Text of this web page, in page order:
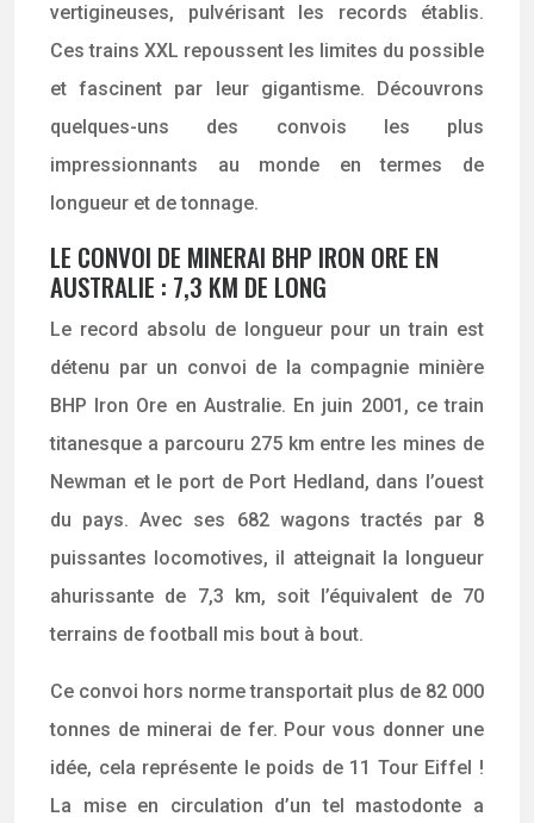
vertigineuses, pulvérisant les records établis.
Ces trains XXL repoussent les limites du possible
et fascinent par leur gigantisme. Découvrons
quelques-uns des convois les plus
impressionnants au monde en termes de
longueur et de tonnage.
LE CONVOI DE MINERAI BHP IRON ORE EN
AUSTRALIE : 7,3 KM DE LONG
Le record absolu de longueur pour un train est
détenu par un convoi de la compagnie minière
BHP Iron Ore en Australie. En juin 2001, ce train
titanesque a parcouru 275 km entre les mines de
Newman et le port de Port Hedland, dans l’ouest
du pays. Avec ses 682 wagons tractés par 8
puissantes locomotives, il atteignait la longueur
ahurissante de 7,3 km, soit l’équivalent de 70
terrains de football mis bout à bout.
Ce convoi hors norme transportait plus de 82 000
tonnes de minerai de fer. Pour vous donner une
idée, cela représente le poids de 11 Tour Eiffel !
La mise en circulation d’un tel mastodonte a